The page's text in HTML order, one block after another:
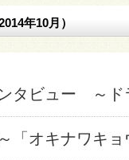
年10月）
タビュー ～ド
「オキナワキョ